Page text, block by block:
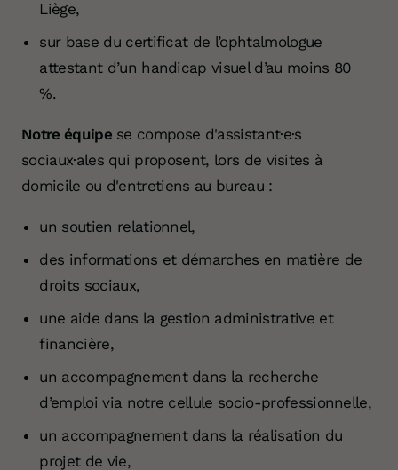
Liège,
sur base du certificat de l’ophtalmologue
attestant d’un handicap visuel d’au moins 80
%.
Notre équipese compose d'assistant·e·s
sociaux·ales qui proposent, lors de visites à
domicile ou d'entretiens au bureau :
un soutien relationnel,
des informations et démarches en matière de
droits sociaux,
une aide dans la gestion administrative et
financière,
un accompagnement dans la recherche
d’emploi via notre cellule socio-professionnelle,
un accompagnement dans la réalisation du
projet de vie,